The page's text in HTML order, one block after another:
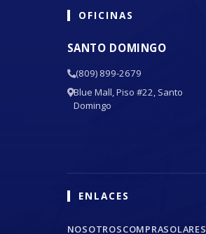
OFICINAS
SANTO DOMINGO
(809) 899-2679
Blue Mall, Piso #22, Santo
Domingo
ENLACES
NOSOTROSCOMPRASOLARES